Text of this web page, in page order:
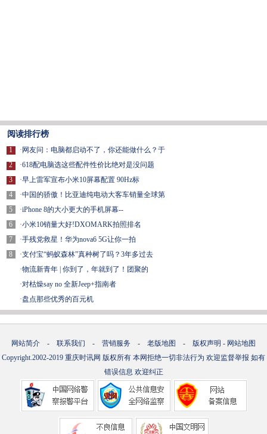
阅读排行榜
1
2
3
4
5
6
7
8
· 网友问：电脑都启动不了，你还能做什么？于
·618配电脑选这些配件性价比绝对是没问题
·早上雷军宣布小米10屏幕配置 90Hz标
·中国的骄傲！比亚迪纯电动大客车销量全球第
·iPhone 8的大小更大的手机屏幕--
·小米10销量大好!DXOMARK拍照排名
·手残党救星！华为nova6 5G让你一拍
·支付宝“蚂蚁森林”真种树了吗？3年多过去
·物流新青年 | 你到了，年就到了！团聚的
·对枯燥say no 全新Jeep+指南者
·盘点那些优秀的百元机
网站简介 - 联系我们 - 营销服务 - 老版地图 - 版权声明 - 网站地图
Copyright.2002-2019 重庆时讯网 版权所有 本网拒绝一切非法行为 欢迎监督举报 如有
错误信息 欢迎纠正